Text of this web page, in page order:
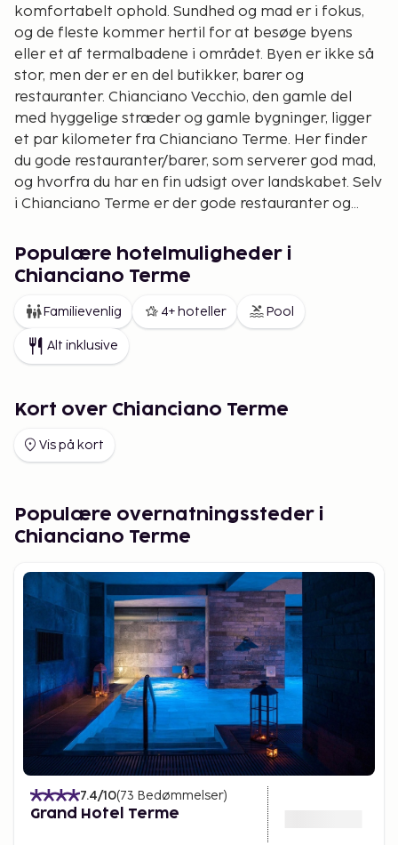
komfortabelt ophold. Sundhed og mad er i fokus,
og de fleste kommer hertil for at besøge byens
eller et af termalbadene i området. Byen er ikke så
stor, men der er en del butikker, barer og
restauranter. Chianciano Vecchio, den gamle del
med hyggelige stræder og gamle bygninger, ligger
et par kilometer fra Chianciano Terme. Her finder
du gode restauranter/barer, som serverer god mad,
og hvorfra du har en fin udsigt over landskabet. Selv
i Chianciano Terme er der gode restauranter og
Populære hotelmuligheder i
Chianciano Terme
Familievenlig 4+ hoteller Pool
Alt inklusive
Kort over Chianciano Terme
Vis på kort
Populære overnatningssteder i
Chianciano Terme
7.4/10(73 Bedømmelser)
Grand Hotel Terme